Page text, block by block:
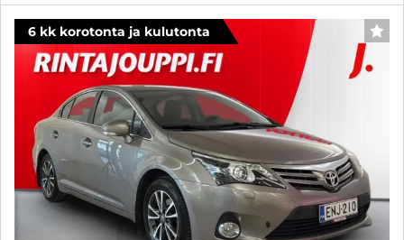
6 kk korotonta ja kulutonta